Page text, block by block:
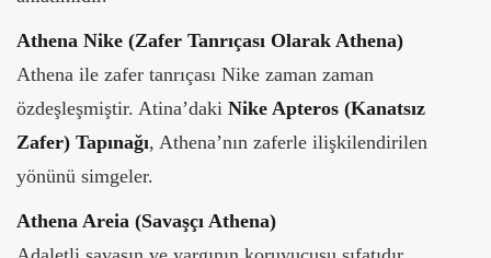
Athena Nike (Zafer Tanrıçası Olarak Athena)
Athena ile zafer tanrıçası Nike zaman zaman
özdeşleşmiştir. Atina’daki Nike Apteros (Kanatsız
Zafer) Tapınağı, Athena’nın zaferle ilişkilendirilen
yönünü simgeler.
Athena Areia (Savaşçı Athena)